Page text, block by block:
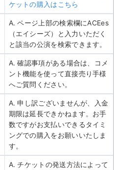
ケットの購入はこちら
A. ページ上部の検索欄にACEes
（エイシーズ）と入力いただく
と該当の公演を検索できます。
A. 確認事項がある場合は、コメ
ント機能を使って直接売り手様
へご質問ください。
A. 申し訳ございませんが、入金
期限は延長できかねます。お手
数ですがお支払いできるタイミ
ングでの購入をお願いいたしま
す。
A. チケットの発送方法によって